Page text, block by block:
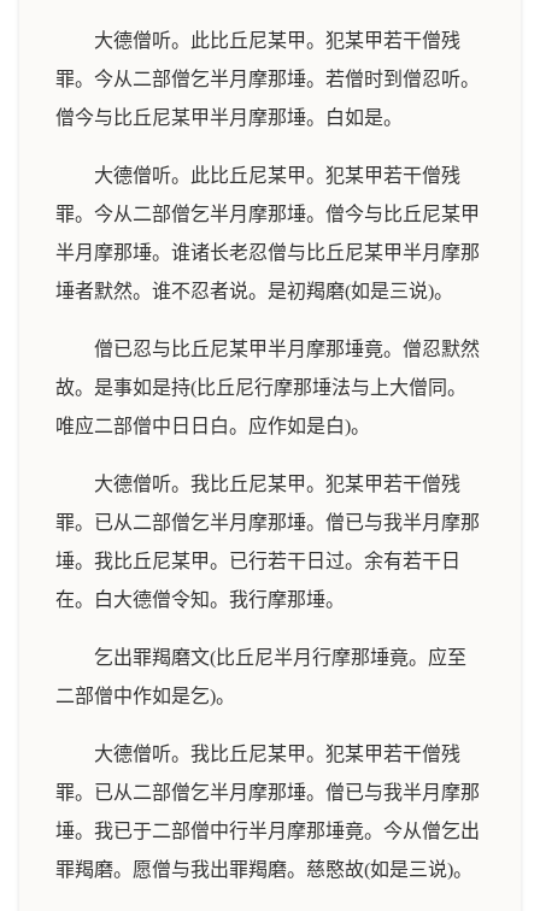
大德僧听。此比丘尼某甲。犯某甲若干僧残
罪。今从二部僧乞半月摩那埵。若僧时到僧忍听。
僧今与比丘尼某甲半月摩那埵。白如是。
大德僧听。此比丘尼某甲。犯某甲若干僧残
罪。今从二部僧乞半月摩那埵。僧今与比丘尼某甲
半月摩那埵。谁诸长老忍僧与比丘尼某甲半月摩那
埵者默然。谁不忍者说。是初羯磨(如是三说)。
僧已忍与比丘尼某甲半月摩那埵竟。僧忍默然
故。是事如是持(比丘尼行摩那埵法与上大僧同。
唯应二部僧中日日白。应作如是白)。
大德僧听。我比丘尼某甲。犯某甲若干僧残
罪。已从二部僧乞半月摩那埵。僧已与我半月摩那
埵。我比丘尼某甲。已行若干日过。余有若干日
在。白大德僧令知。我行摩那埵。
乞出罪羯磨文(比丘尼半月行摩那埵竟。应至
二部僧中作如是乞)。
大德僧听。我比丘尼某甲。犯某甲若干僧残
罪。已从二部僧乞半月摩那埵。僧已与我半月摩那
埵。我已于二部僧中行半月摩那埵竟。今从僧乞出
罪羯磨。愿僧与我出罪羯磨。慈愍故(如是三说)。